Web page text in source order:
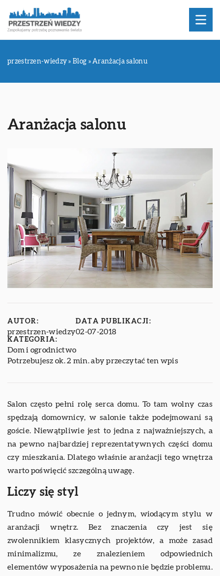
przestrzen-wiedzy »Blog »Aranżacja salonu
Aranżacja salonu
AUTOR:
przestrzen-wiedzy
DATA PUBLIKACJI:
02-07-2018
KATEGORIA:
Dom i ogrodnictwo
Potrzebujesz ok. 2 min. aby przeczytać ten wpis
Salon często pełni rolę serca domu. To tam wolny czas
spędzają domownicy, w salonie także podejmowani są
goście. Niewątpliwie jest to jedna z najważniejszych, a
na pewno najbardziej reprezentatywnych części domu
czy mieszkania. Dlatego właśnie aranżacji tego wnętrza
warto poświęcić szczególną uwagę.
Liczy się styl
Trudno mówić obecnie o jednym, wiodącym stylu w
aranżacji wnętrz. Bez znaczenia czy jest się
zwolennikiem klasycznych projektów, a może zasad
minimalizmu, ze znalezieniem odpowiednich
elementów wyposażenia na pewno nie będzie problemu.